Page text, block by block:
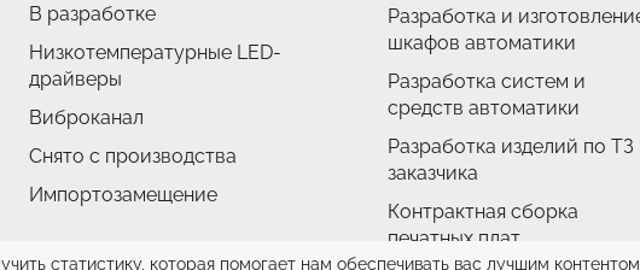
В разработке
Низкотемпературные LED-
драйверы
Виброканал
Снято с производства
Импортозамещение
Разработка и
шкафов автоматики
Разработка систем и
средств автоматики
Разработка изделий по ТЗ
заказчика
Контрактная сборка
печатных плат
статистику, которая помогает нам обеспечивать вас лучшим